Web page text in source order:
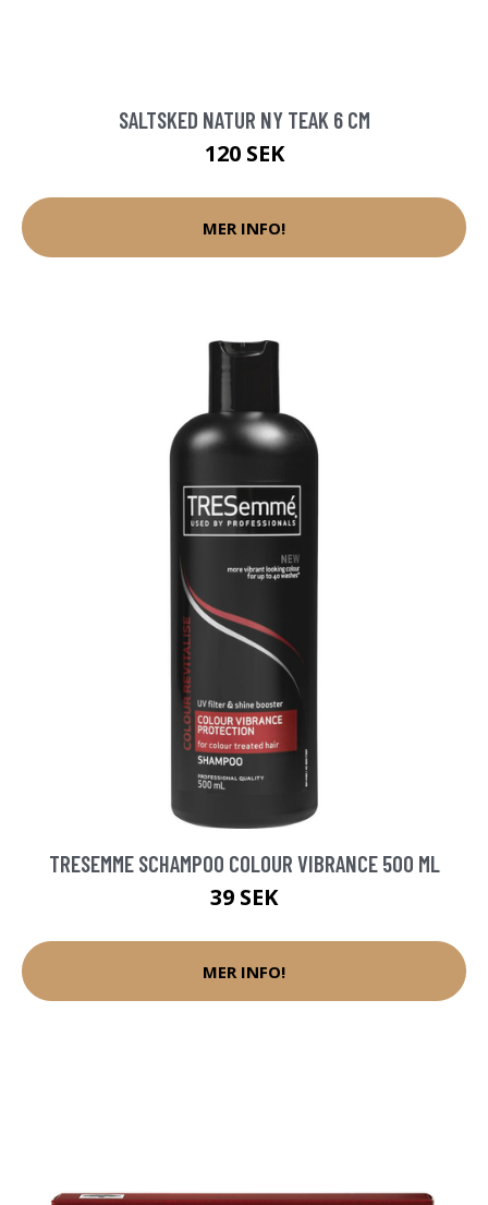
SALTSKED NATUR NY TEAK 6 CM
120 SEK
MER INFO!
TRESEMME SCHAMPOO COLOUR VIBRANCE 500 ML
39 SEK
MER INFO!